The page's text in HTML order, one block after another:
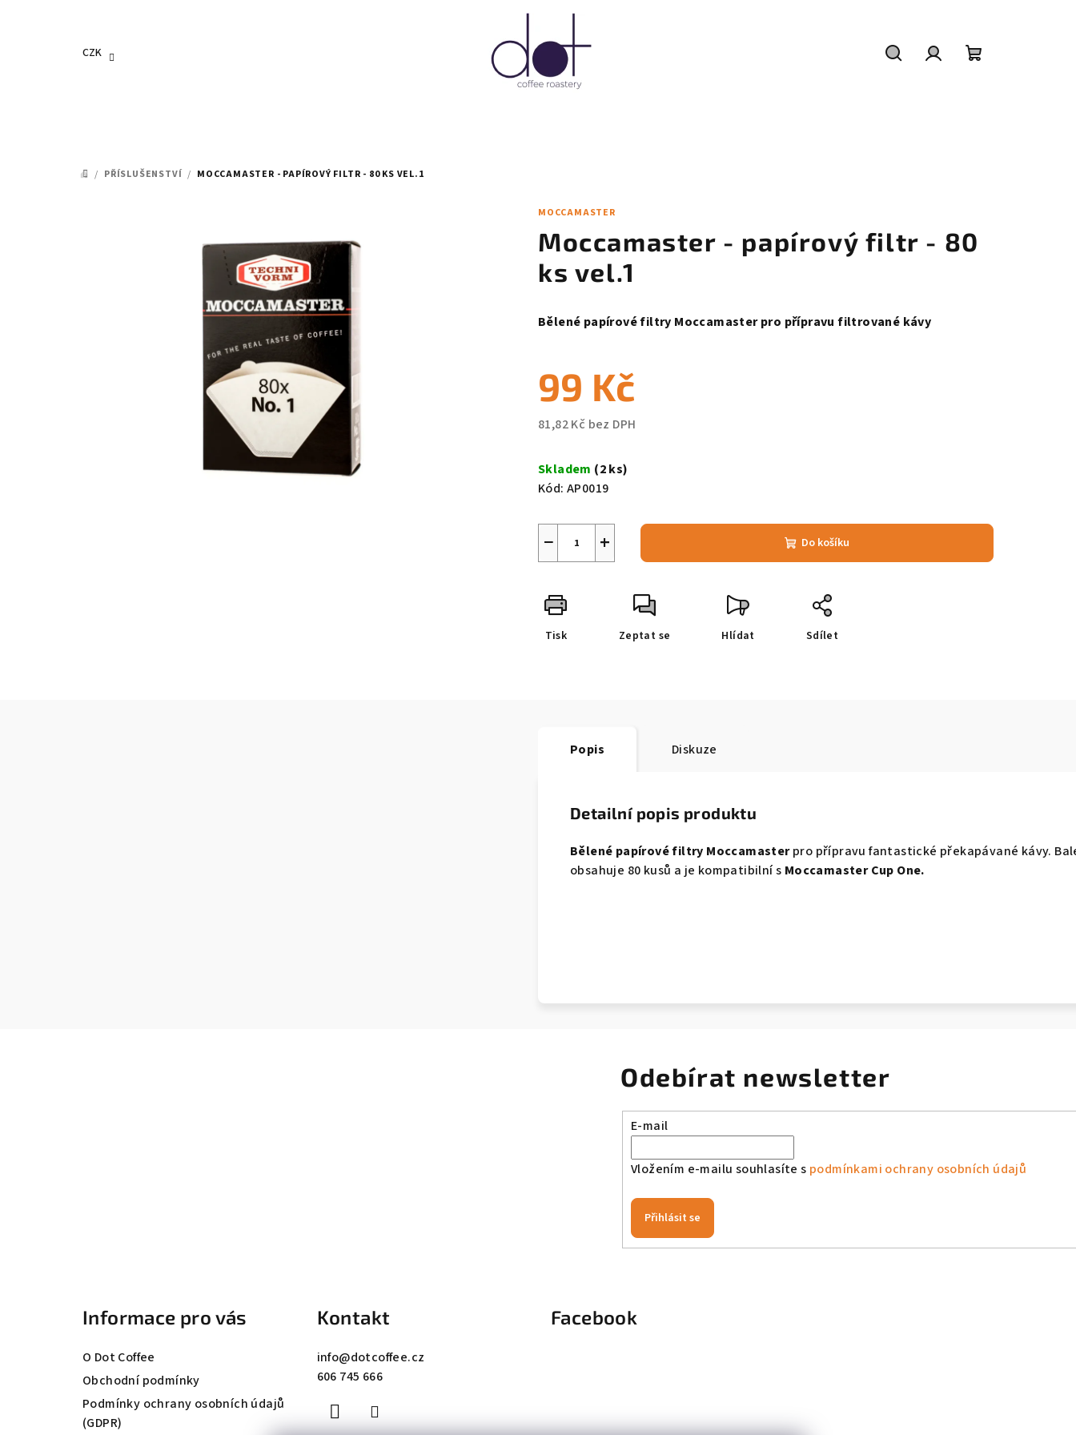
CZK
DOMŮ
/ PŘÍSLUŠENSTVÍ / MOCCAMASTER - PAPÍROVÝ FILTR - 80 KS VEL.1
MOCCAMASTER
Moccamaster - papírový filtr - 80
ks vel.1
Bělené papírové filtry Moccamaster pro přípravu filtrované kávy
99 Kč
81,82 Kč bez DPH
cena:
Skladem (2 ks)
Kód: AP0019
+
− Do košíku
Tisk Zeptat se Hlídat Sdílet
Popis Diskuze
Detailní popis produktu
Bělené papírové filtry Moccamasterpro přípravu fantastické překapávané kávy.
obsahuje 80 kusů a je kompatibilní s Moccamaster Cup One.
Odebírat newsletter
E-mail
Vložením e-mailu souhlasíte s podmínkami ochrany osobních údajů
Přihlásit se
Informace pro vás
O Dot Coffee
Obchodní podmínky
Podmínky ochrany osobních údajů
(GDPR)
Kontakt
info@dotcoffee.cz
606 745 666
Facebook